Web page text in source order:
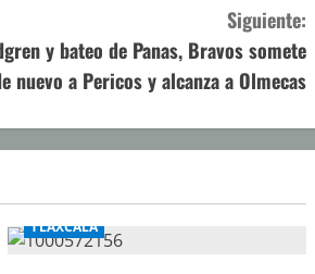
Siguiente:
y bateo de Panas, Bravos somete
nuevo a Pericos y alcanza a Olmecas
TLAXCALA